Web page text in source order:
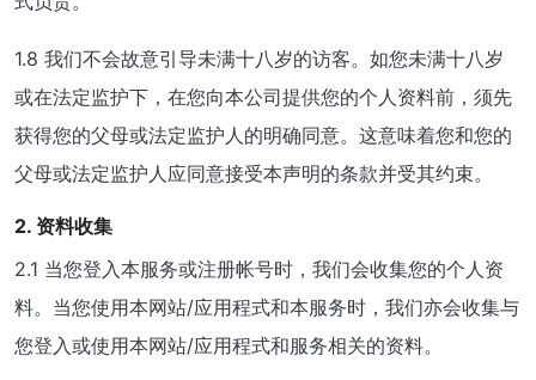
1.8 我们不会故意引导未满十八岁的访客。如您未满十八岁
或在法定监护下，在您向本公司提供您的个人资料前，须先
获得您的父母或法定监护人的明确同意。这意味着您和您的
父母或法定监护人应同意接受本声明的条款并受其约束。
2. 资料收集
2.1 当您登入本服务或注册帐号时，我们会收集您的个人资
料。当您使用本网站/应用程式和本服务时，我们亦会收集与
您登入或使用本网站/应用程式和服务相关的资料。